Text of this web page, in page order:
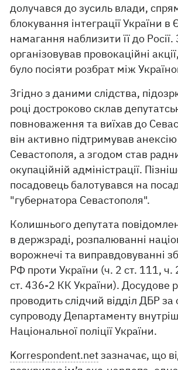
долучався до зусиль влади,
блокування інтеграції України в
намагання наблизити її до
організовував провокаційні
було посіяти розбрат між
Згідно з даними слідства,
році достроково склав
повноваження та виїхав до
він активно підтримував
Севастополя, а згодом став
окупаційній адміністрації.
посадовець балотувався на
"губернатора Севастополя".
Колишнього депутата
в держзраді, розпалюванні
ворожнечі та виправдовуванні
РФ проти України (ч. 2 ст. 111, ч.
ст. 436-2 КК України). Досудове
проводить слідчий відділ ДБР
супроводу Департаменту
Національної поліції України.
Korrespondent.netзазначає, що